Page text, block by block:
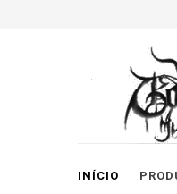
INÍCIO